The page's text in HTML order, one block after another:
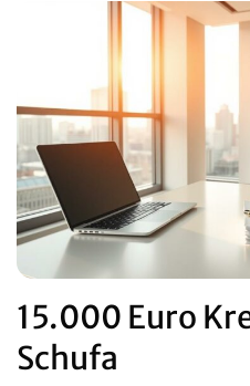
15.000 Euro
Schufa